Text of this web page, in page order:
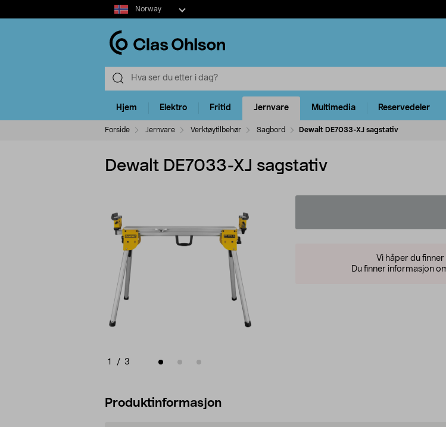
Select
market
Norway
Hjem Elektro Fritid Jernvare Multimedia Reservedeler
Forside Jernvare Verktøytilbehør Sagbord Dewalt DE7033-XJ sagstativ
Dewalt DE7033-XJ sagstativ
1 / 3
Vi håper du
Du finner informasjon
Produktinformasjon